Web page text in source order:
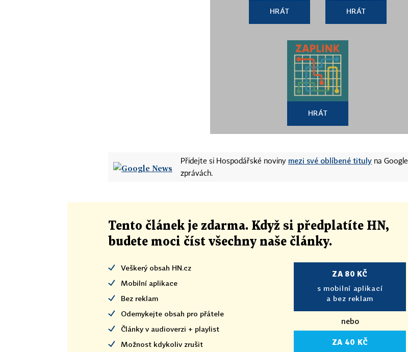
HRÁT HRÁT
HRÁT
Přidejte si Hospodářské noviny mezi své oblíbené tituly na Google
zprávách.
Tento článek je zdarma. Když si předplatíte HN,
budete moci číst všechny naše články.
Veškerý obsah HN.cz
Mobilní aplikace
Bez reklam
Odemykejte obsah pro přátele
Články v audioverzi + playlist
Možnost kdykoliv zrušit
ZA 80 KČ
s mobilní aplikací
a bez reklam
nebo
ZA 40 KČ